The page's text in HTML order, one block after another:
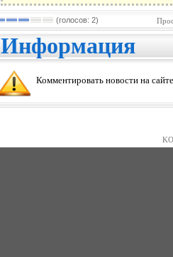
(голосов: 2)
Информация
Комментировать новости на